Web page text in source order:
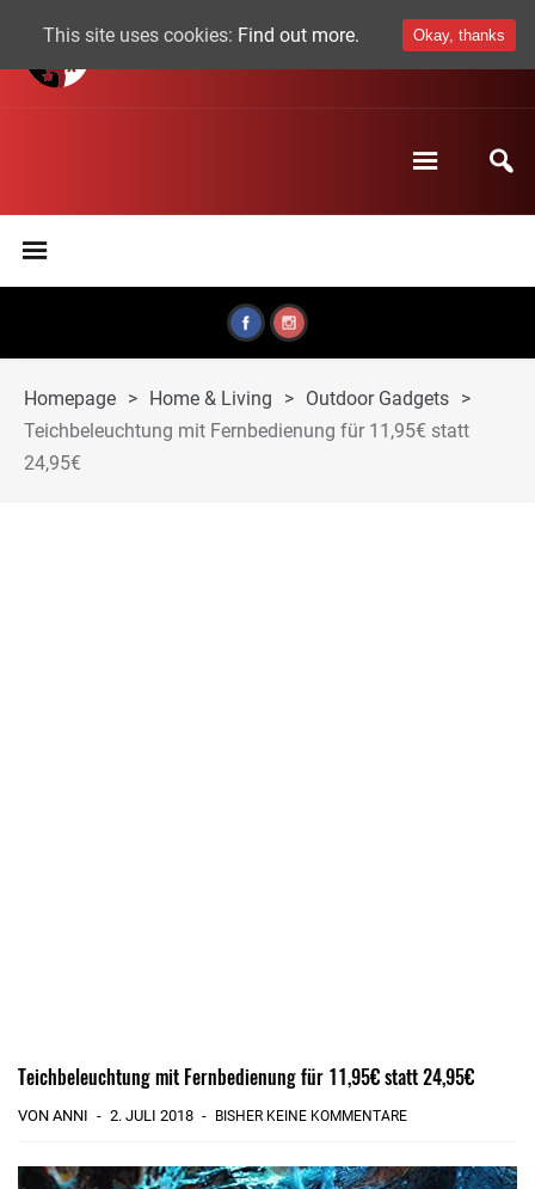
Homepage > Home & Living > Outdoor Gadgets >
Teichbeleuchtung mit Fernbedienung für 11,95€ statt
24,95€
Teichbeleuchtung mit Fernbedienung für 11,95€ statt 24,95€
VON ANNI 2. JULI 2018 BISHER KEINE KOMMENTARE
This site uses cookies: Find out more. Okay, thanks